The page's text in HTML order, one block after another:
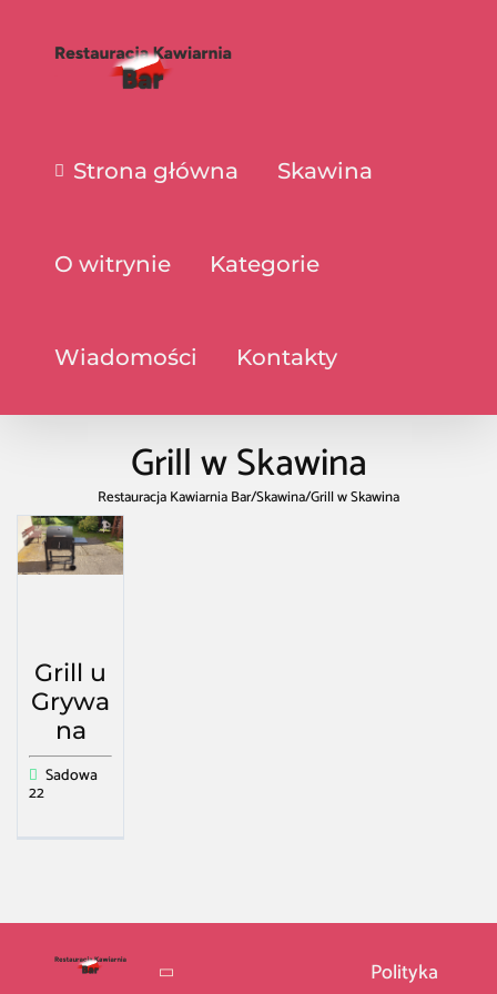
Strona główna Skawina
O witrynie Kategorie
Wiadomości Kontakty
Grill w Skawina
Restauracja Kawiarnia Bar/Skawina/Grill w Skawina
Grill u
Grywa
na
Sadowa
22
Polityka